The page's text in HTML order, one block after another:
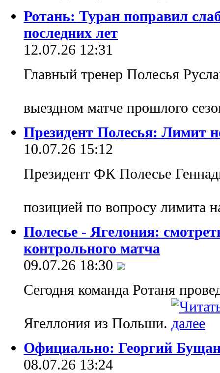
Ротань: Туран поправил
последних лет
12.07.26 12:31
Главный тренер Полесья
выездном матче прошлого
Президент Полесья: Лимит
10.07.26 15:12
Президент ФК Полесье
позицией по вопросу лимита
Полесье - Ягелония:
контрольного матча
09.07.26 18:30
Сегодня команда Ротаня
Ягеллония из Польши.
Официально: Георгий
08.07.26 13:24